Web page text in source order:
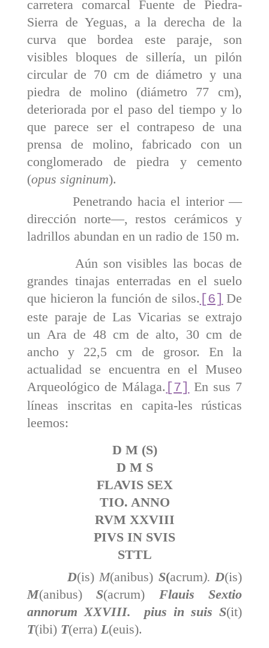
carretera comar­cal Fuente de Piedra-
Sierra de Yeguas, a la derecha de la
curva que bordea este paraje, son
visibles bloques de sillería, un pilón
circular de 70 cm de diámetro y una
piedra de molino (diámetro 77 cm),
deteriorada por el paso del tiempo y lo
que parece ser el contrapeso de una
prensa de molino, fabricado con un
conglomerado de piedra y cemento
(opus signinum).
Penetrando hacia el interior —
dirección norte—, restos cerámicos y
ladrillos abundan en un radio de 150 m.
Aún son visibles las bocas de
grandes tinajas enterradas en el suelo
que hicieron la función de silos. [6]
De
este paraje de Las Vicarias se extrajo
un Ara de 48 cm de alto, 30 cm de
ancho y 22,5 cm de grosor. En la
actualidad se encuentra en el Museo
Arqueológico de Málaga. [7]
En sus 7
líneas inscritas en capita-les rústicas
leemos:
D M (S)
D M S
FLAVIS SEX
TIO. ANNO
RVM XXVIII
PIVS IN SVIS
STTL
D(is)M(anibus) S(acrum). D(is)
M(anibus)S(acrum) Flauis Sextio
annorum XXVIII. pius in suis S(it)
T(ibi) T(erra) L(euis).